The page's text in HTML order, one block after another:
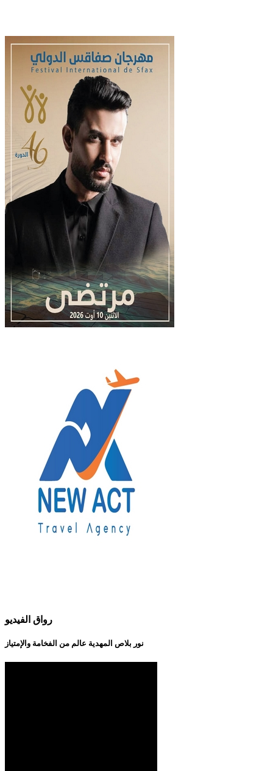
رواق الفيديو
نور بلاص المهدية عالم من الفخامة والإمتياز